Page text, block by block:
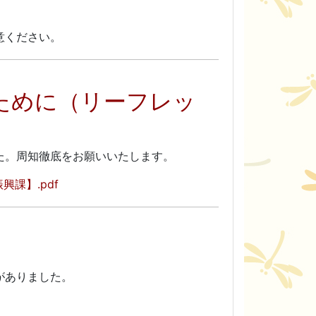
ださい。
に（リーフレッ
周知徹底をお願いいたします。
興課】.pdf
りました。